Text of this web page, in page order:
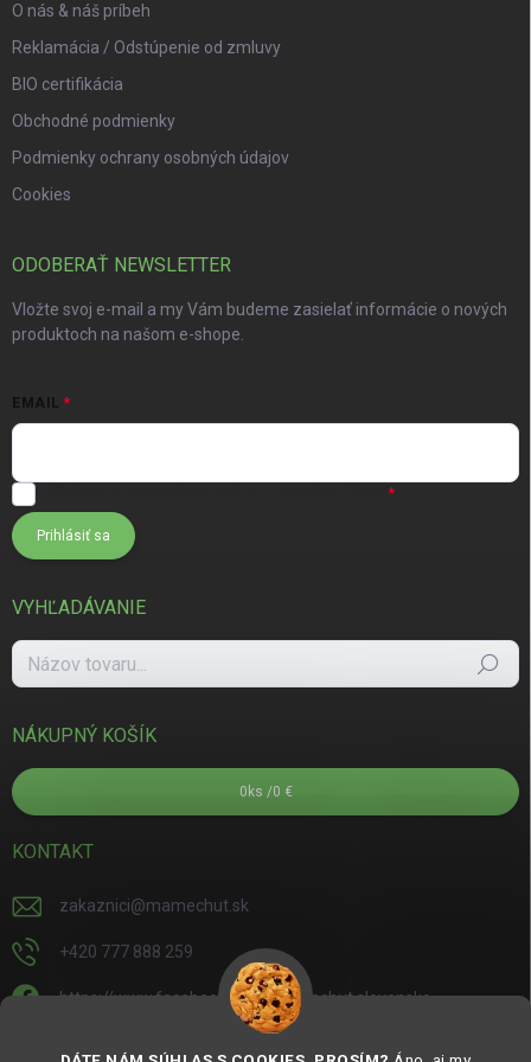
O nás & náš príbeh
Reklamácia / Odstúpenie od zmluvy
BIO certifikácia
Obchodné podmienky
Podmienky ochrany osobných údajov
Cookies
ODOBERAŤ NEWSLETTER
Vložte svoj e-mail a my Vám budeme zasielať informácie o nových
produktoch na našom e-shope.
EMAIL
Prihlásiť sa
VYHĽADÁVANIE
Hľadať
NÁKUPNÝ KOŠÍK
0 ks /0 €
KONTAKT
zakaznici@mamechut.sk
+420 777 888 259
https://www.facebook.com/mamechut.slovensko